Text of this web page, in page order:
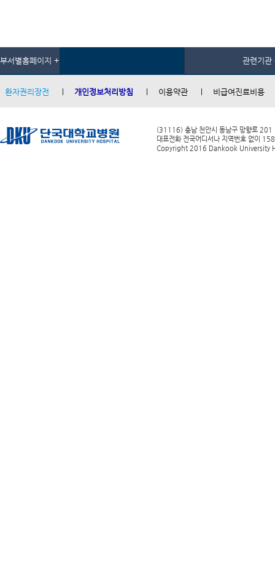
부서별홈페이지 + 관련기관
환자권리장전 개인정보처리방침 이용약관 비급여진료비용
(31116) 충남 천안시 동남구 망향로 201
대표전화 전국어디서나 지역번호 없이
Copyright 2016 Dankook University